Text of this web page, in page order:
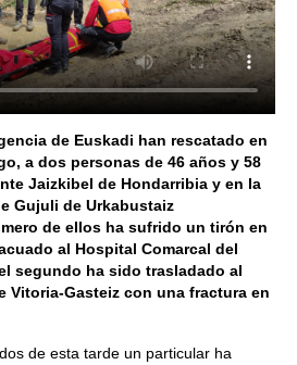
de Euskadi han rescatado en
a dos personas de 46 años y 58
Jaizkibel de Hondarribia y en la
Gujuli de Urkabustaiz
de ellos ha sufrido un tirón en
al Hospital Comarcal del
segundo ha sido trasladado al
Vitoria-Gasteiz con una fractura en
de esta tarde un particular ha